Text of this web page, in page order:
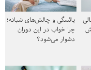
یائسگی و چالش‌های شبانه؛
چرا خواب در این دوران
دشوار می‌شود؟